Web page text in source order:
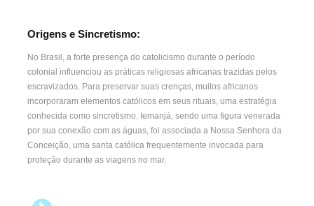
Origens e Sincretismo:
No Brasil, a forte presença do catolicismo durante o período
colonial influenciou as práticas religiosas africanas trazidas pelos
escravizados. Para preservar suas crenças, muitos africanos
incorporaram elementos católicos em seus rituais, uma estratégia
conhecida como sincretismo. Iemanjá, sendo uma figura venerada
por sua conexão com as águas, foi associada a Nossa Senhora da
Conceição, uma santa católica frequentemente invocada para
proteção durante as viagens no mar.